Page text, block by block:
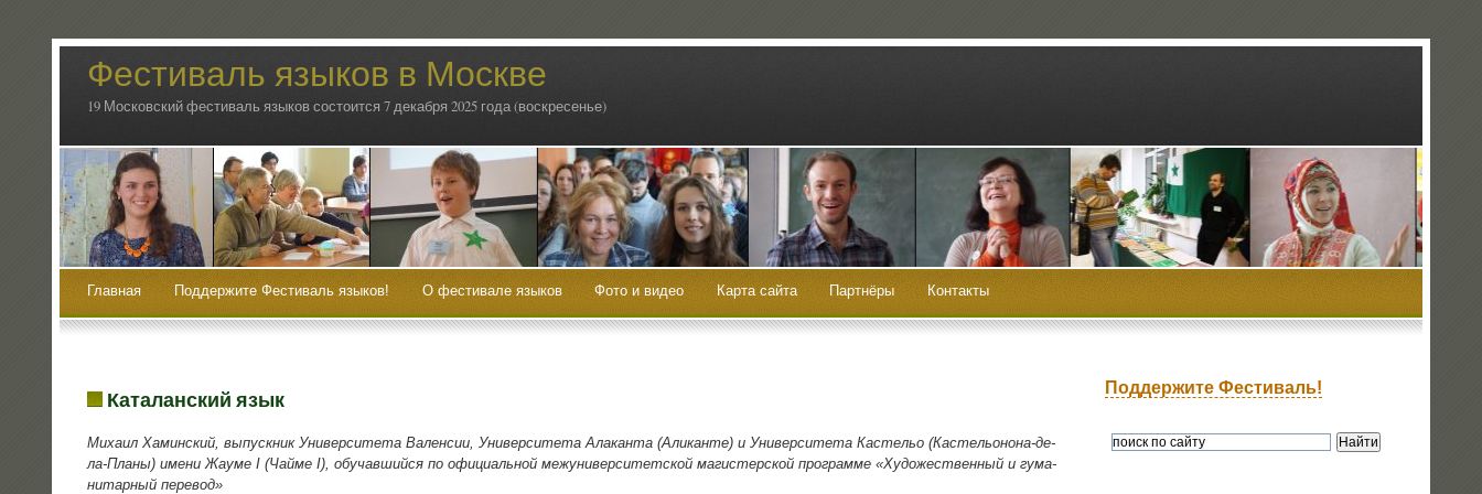
Фестиваль языков в Москве
19 Московский фестиваль языков состоится 7 декабря 2025 года (воскресенье)
Главная Поддержите Фестиваль языков! О фестивале языков Фото и видео Карта сайта Партнёры Контакты
Каталанский язык
Миха­ил Хамин­ский, выпуск­ник Уни­вер­си­те­та Вален­сии, Уни­вер­си­те­та Ала­кан­та (Али­кан­те) и Уни­вер­си­те­та Касте­льо (Касте­льо­но­на-де-
ла-Пла­ны) име­ни Жау­ме I (Чай­ме I), обу­чав­ший­ся по офи­ци­аль­ной меж­уни­вер­си­тет­ской маги­стер­ской про­грам­ме «Худо­же­ствен­ный и гума­
ни­тар­ный перевод»
Поддержите Фестиваль!